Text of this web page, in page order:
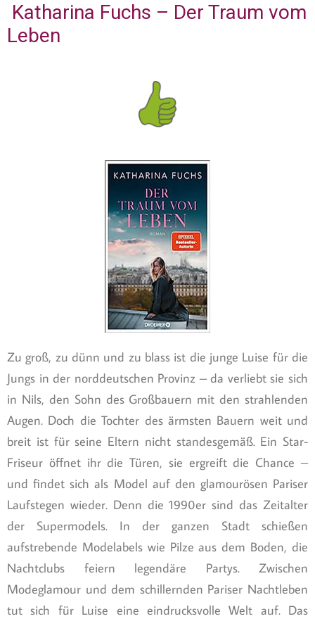
Katharina Fuchs – Der Traum vom
Leben
Zu groß, zu dünn und zu blass ist die junge Luise für die
Jungs in der norddeutschen Provinz – da verliebt sie sich
in Nils, den Sohn des Großbauern mit den strahlenden
Augen. Doch die Tochter des ärmsten Bauern weit und
breit ist für seine Eltern nicht standesgemäß. Ein Star-
Friseur öffnet ihr die Türen, sie ergreift die Chance –
und findet sich als Model auf den glamourösen Pariser
Laufstegen wieder. Denn die 1990er sind das Zeitalter
der Supermodels. In der ganzen Stadt schießen
aufstrebende Modelabels wie Pilze aus dem Boden, die
Nachtclubs feiern legendäre Partys. Zwischen
Modeglamour und dem schillernden Pariser Nachtleben
tut sich für Luise eine eindrucksvolle Welt auf. Das